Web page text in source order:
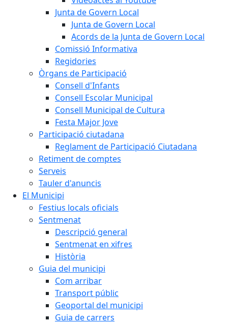
Junta de Govern Local
Junta de Govern Local
Acords de la Junta de Govern Local
Comissió Informativa
Regidories
Òrgans de Participació
Consell d'Infants
Consell Escolar Municipal
Consell Municipal de Cultura
Festa Major Jove
Participació ciutadana
Reglament de Participació Ciutadana
Retiment de comptes
Serveis
Tauler d'anuncis
El Municipi
Festius locals oficials
Sentmenat
Descripció general
Sentmenat en xifres
Història
Guia del municipi
Com arribar
Transport públic
Geoportal del municipi
Guia de carrers